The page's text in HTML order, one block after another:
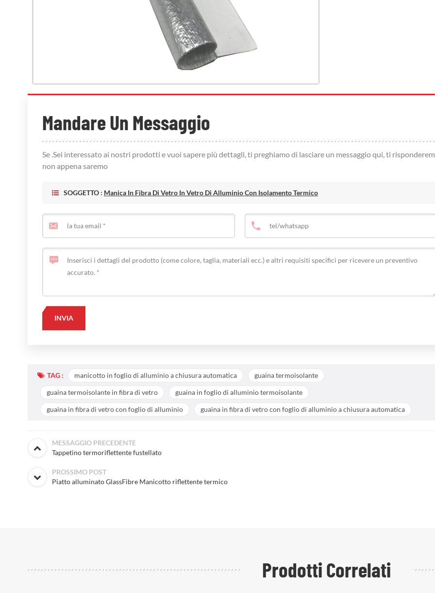
Mandare Un Messaggio
Se .Sei interessato ai nostri prodotti e vuoi sapere più dettagli, ti preghiamo di lasciare un messaggio qui, ti
non appena saremo
SOGGETTO : Manica In Fibra Di Vetro In Vetro Di Alluminio Con Isolamento Termico
TAG : manicotto in foglio di alluminio a chiusura automatica guaina termoisolante
guaina termoisolante in fibra di vetro guaina in foglio di alluminio termoisolante
guaina in fibra di vetro con foglio di alluminio guaina in fibra di vetro con foglio di alluminio a chiusura automatica
MESSAGGIO PRECEDENTE
Tappetino termoriflettente fustellato
PROSSIMO POST
Piatto alluminato GlassFibre Manicotto riflettente termico
Prodotti Correlati